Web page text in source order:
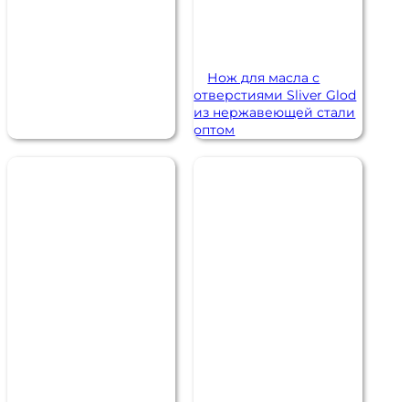
Нож для масла с
отверстиями Sliver Glod
из нержавеющей стали
оптом